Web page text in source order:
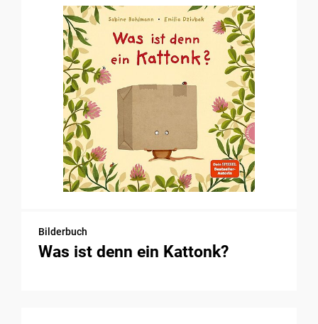
Bilderbuch
Was ist denn ein Kattonk?